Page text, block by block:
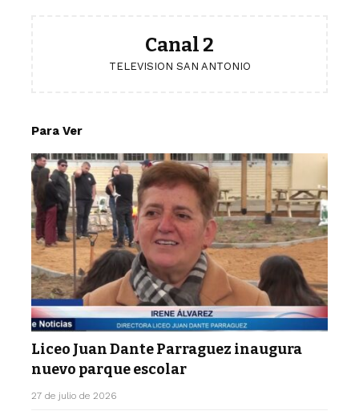
Canal 2
TELEVISION SAN ANTONIO
Para Ver
Liceo Juan Dante Parraguez inaugura
nuevo parque escolar
27 de julio de 2026